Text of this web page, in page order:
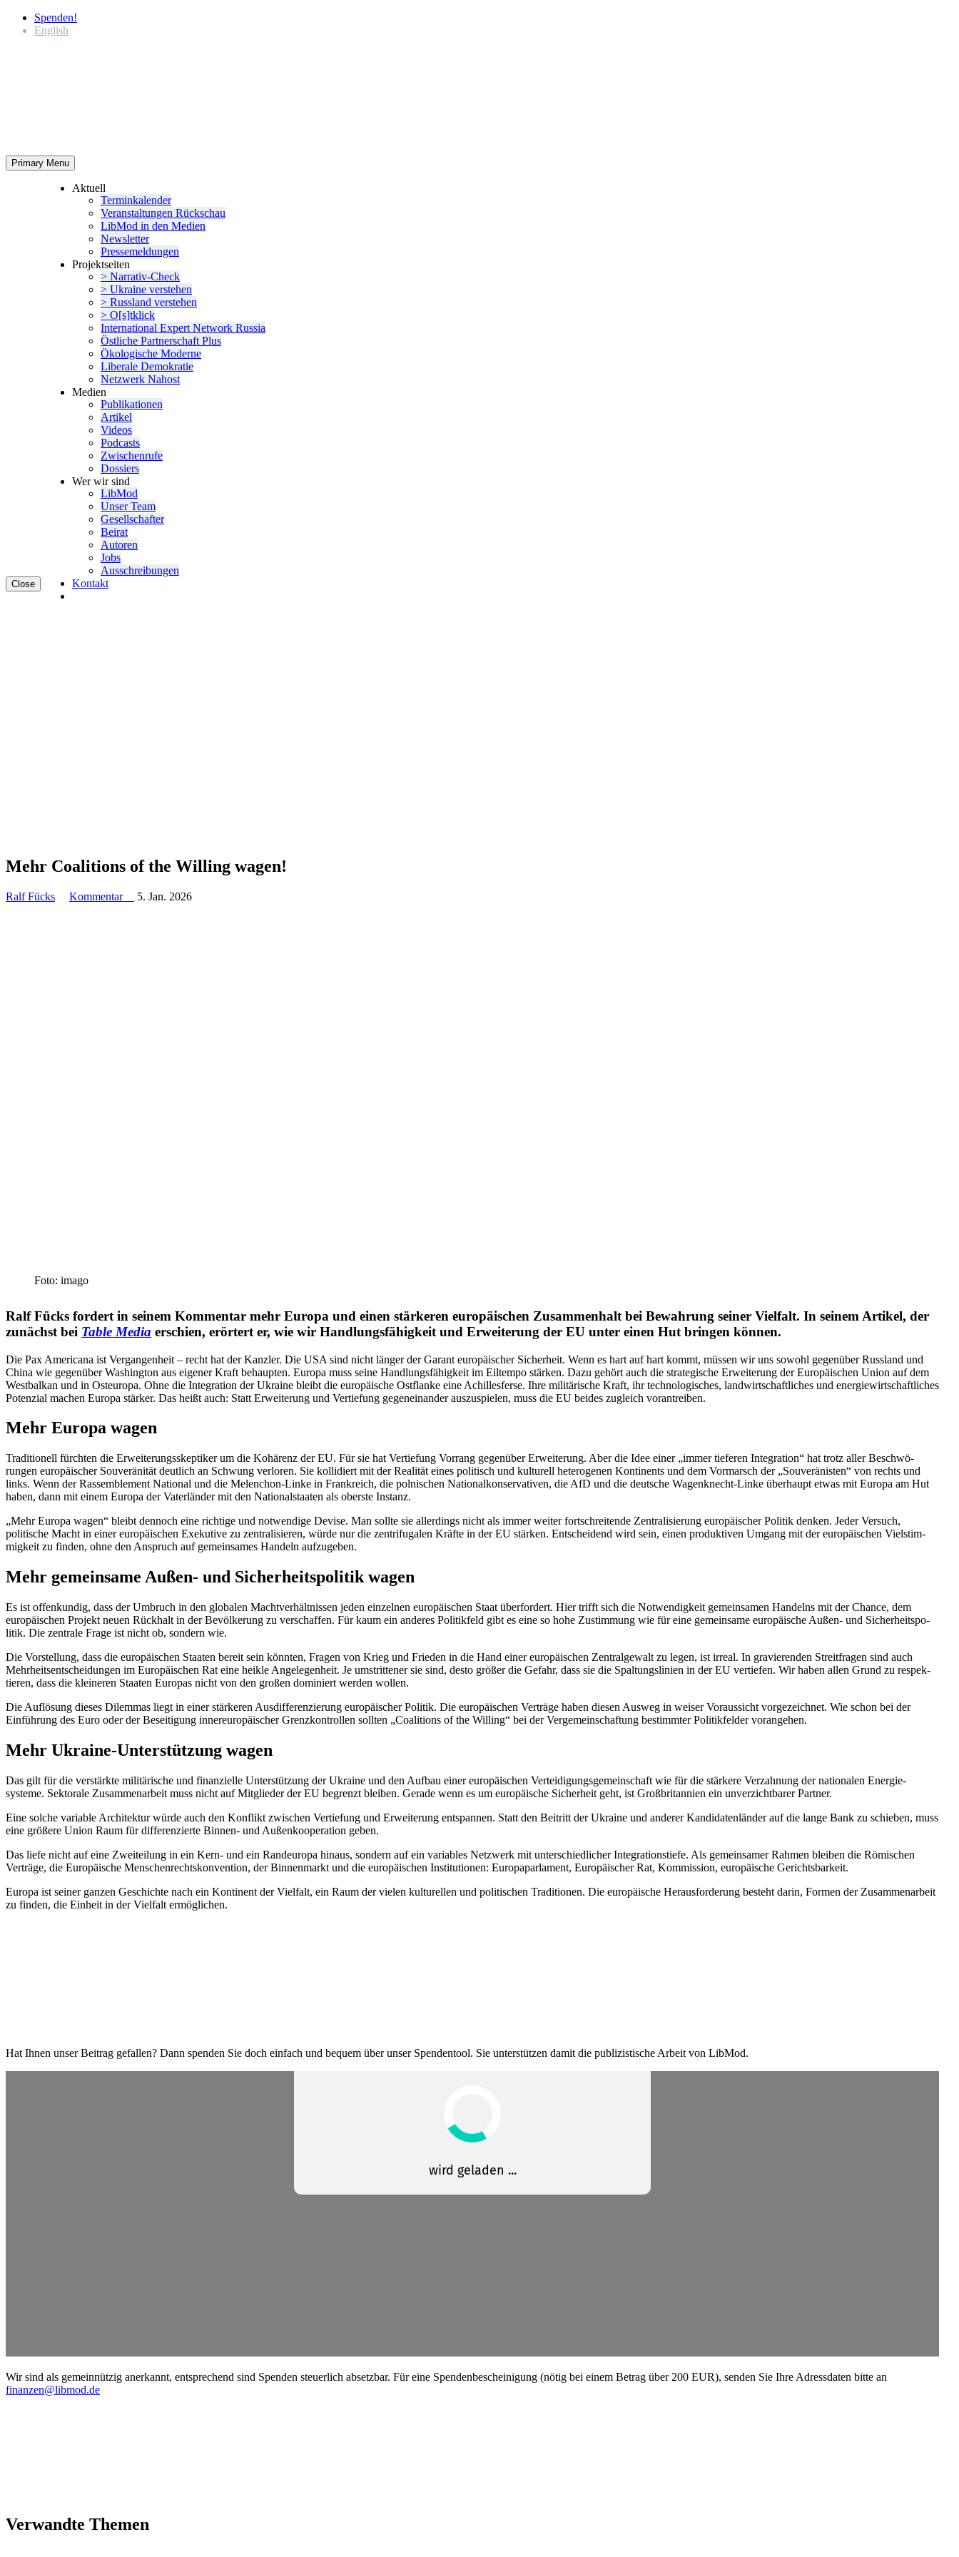
Spenden!
English
Primary Menu
Close
Aktuell
Termin­ka­lender
Veran­stal­tungen Rückschau
LibMod in den Medien
Newsletter
Presse­mel­dungen
Projekt­seiten
> Narrativ-Check
> Ukraine verstehen
> Russland verstehen
> O[s]tklick
Inter­na­tional Expert Network Russia
Östliche Partner­schaft Plus
Ökolo­gische Moderne
Liberale Demokratie
Netzwerk Nahost
Medien
Publi­ka­tionen
Artikel
Videos
Podcasts
Zwischenrufe
Dossiers
Wer wir sind
LibMod
Unser Team
Gesell­schafter
Beirat
Autoren
Jobs
Ausschrei­bungen
Kontakt
Mehr Coali­tions of the Willing wagen!
Ralf Fücks Kommentar 5. Jan. 2026
Foto: imago
Ralf Fücks fordert in seinem Kommentar mehr Europa und einen stärkeren europäi­schen Zusam­menhalt bei Bewahrung seiner Vielfalt. In seinem Artikel, der
zunächst bei Table Media erschien, erörtert er, wie wir Handlungs­fä­higkeit und Erwei­terung der EU unter einen Hut bringen können.
Die Pax Americana ist Vergan­genheit – recht hat der Kanzler. Die USA sind nicht länger der Garant europäi­scher Sicherheit. Wenn es hart auf hart kommt, müssen wir uns sowohl gegenüber Russland und
China wie gegenüber Washington aus eigener Kraft behaupten. Europa muss seine Handlungs­fä­higkeit im Eiltempo stärken. Dazu gehört auch die strate­gische Erwei­terung der Europäi­schen Union auf dem
Westbalkan und in Osteuropa. Ohne die Integration der Ukraine bleibt die europäische Ostflanke eine Achil­les­ferse. Ihre militä­rische Kraft, ihr techno­lo­gi­sches, landwirt­schaft­liches und energie­wirt­schaft­liches
Potenzial machen Europa stärker. Das heißt auch: Statt Erwei­terung und Vertiefung gegen­ein­ander auszu­spielen, muss die EU beides zugleich vorantreiben.
Mehr Europa wagen
Tradi­tionell fürchten die Erwei­te­rungs­skep­tiker um die Kohärenz der EU. Für sie hat Vertiefung Vorrang gegenüber Erwei­terung. Aber die Idee einer „immer tieferen Integration“ hat trotz aller Beschwö­
rungen europäi­scher Souve­rä­nität deutlich an Schwung verloren. Sie kolli­diert mit der Realität eines politisch und kulturell hetero­genen Konti­nents und dem Vormarsch der „Souve­rä­nisten“ von rechts und
links. Wenn der Rassem­blement National und die Melenchon-Linke in Frank­reich, die polni­schen Natio­nal­kon­ser­va­tiven, die AfD und die deutsche Wagen­knecht-Linke überhaupt etwas mit Europa am Hut
haben, dann mit einem Europa der Vater­länder mit den Natio­nal­staaten als oberste Instanz.
„Mehr Europa wagen“ bleibt dennoch eine richtige und notwendige Devise. Man sollte sie aller­dings nicht als immer weiter fortschrei­tende Zentra­li­sierung europäi­scher Politik denken. Jeder Versuch,
politische Macht in einer europäi­schen Exekutive zu zentra­li­sieren, würde nur die zentri­fu­galen Kräfte in der EU stärken. Entscheidend wird sein, einen produk­tiven Umgang mit der europäi­schen Vielstim­
migkeit zu finden, ohne den Anspruch auf gemein­sames Handeln aufzugeben.
Mehr gemeinsame Außen- und Sicher­heits­po­litik wagen
Es ist offen­kundig, dass der Umbruch in den globalen Macht­ver­hält­nissen jeden einzelnen europäi­schen Staat überfordert. Hier trifft sich die Notwen­digkeit gemein­samen Handelns mit der Chance, dem
europäi­schen Projekt neuen Rückhalt in der Bevöl­kerung zu verschaffen. Für kaum ein anderes Politikfeld gibt es eine so hohe Zustimmung wie für eine gemeinsame europäische Außen- und Sicher­heits­po­
litik. Die zentrale Frage ist nicht ob, sondern wie.
Die Vorstellung, dass die europäi­schen Staaten bereit sein könnten, Fragen von Krieg und Frieden in die Hand einer europäi­schen Zentral­gewalt zu legen, ist irreal. In gravie­renden Streit­fragen sind auch
Mehrheits­ent­schei­dungen im Europäi­schen Rat eine heikle Angele­genheit. Je umstrit­tener sie sind, desto größer die Gefahr, dass sie die Spaltungs­linien in der EU vertiefen. Wir haben allen Grund zu respek­
tieren, dass die kleineren Staaten Europas nicht von den großen dominiert werden wollen.
Die Auflösung dieses Dilemmas liegt in einer stärkeren Ausdif­fe­ren­zierung europäi­scher Politik. Die europäi­schen Verträge haben diesen Ausweg in weiser Voraus­sicht vorge­zeichnet. Wie schon bei der
Einführung des Euro oder der Besei­tigung inner­eu­ro­päi­scher Grenz­kon­trollen sollten „Coali­tions of the Willing“ bei der Verge­mein­schaftung bestimmter Politik­felder vorangehen.
Mehr Ukraine-Unter­stützung wagen
Das gilt für die verstärkte militä­rische und finan­zielle Unter­stützung der Ukraine und den Aufbau einer europäi­schen Vertei­di­gungs­ge­mein­schaft wie für die stärkere Verzahnung der natio­nalen Energie­
systeme. Sektorale Zusam­men­arbeit muss nicht auf Mitglieder der EU begrenzt bleiben. Gerade wenn es um europäische Sicherheit geht, ist Großbri­tannien ein unver­zicht­barer Partner.
Eine solche variable Archi­tektur würde auch den Konflikt zwischen Vertiefung und Erwei­terung entspannen. Statt den Beitritt der Ukraine und anderer Kandi­da­ten­länder auf die lange Bank zu schieben, muss
eine größere Union Raum für diffe­ren­zierte Binnen- und Außen­ko­ope­ration geben.
Das liefe nicht auf eine Zweiteilung in ein Kern- und ein Randeuropa hinaus, sondern auf ein variables Netzwerk mit unter­schied­licher Integra­ti­ons­tiefe. Als gemein­samer Rahmen bleiben die Römischen
Verträge, die Europäische Menschen­rechts­kon­vention, der Binnen­markt und die europäi­schen Insti­tu­tionen: Europa­par­lament, Europäi­scher Rat, Kommission, europäische Gerichtsbarkeit.
Europa ist seiner ganzen Geschichte nach ein Kontinent der Vielfalt, ein Raum der vielen kultu­rellen und politi­schen Tradi­tionen. Die europäische Heraus­for­derung besteht darin, Formen der Zusam­men­arbeit
zu finden, die Einheit in der Vielfalt ermöglichen.
Hat Ihnen unser Beitrag gefallen? Dann spenden Sie doch einfach und bequem über unser Spendentool. Sie unter­stützen damit die publi­zis­tische Arbeit von LibMod.
Wir sind als gemein­nützig anerkannt, entspre­chend sind Spenden steuerlich absetzbar. Für eine Spenden­be­schei­nigung (nötig bei einem Betrag über 200 EUR), senden Sie Ihre Adress­daten bitte an
finanzen@libmod.de
Verwandte Themen